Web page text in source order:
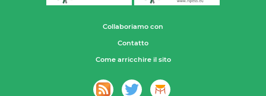
Collaboriamo con
Contatto
Come arricchire il sito